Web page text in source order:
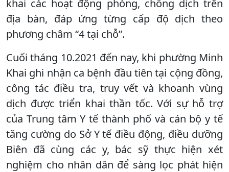
khai các hoạt động phòng, chống dịch trên
địa bàn, đáp ứng từng cấp độ dịch theo
phương châm “4 tại chỗ”.
Cuối tháng 10.2021 đến nay, khi phường Minh
Khai ghi nhận ca bệnh đầu tiên tại cộng đồng,
công tác điều tra, truy vết và khoanh vùng
dịch được triển khai thần tốc. Với sự hỗ trợ
của Trung tâm Y tế thành phố và cán bộ y tế
tăng cường do Sở Y tế điều động, điều dưỡng
Biên đã cùng các y, bác sỹ thực hiện xét
nghiệm cho nhân dân để sàng lọc phát hiện